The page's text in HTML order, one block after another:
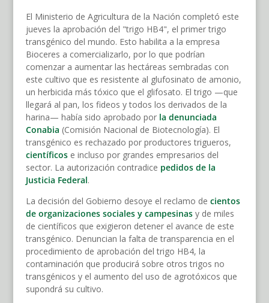
El Ministerio de Agricultura de la Nación completó este
jueves la aprobación del "trigo HB4", el primer trigo
transgénico del mundo. Esto habilita a la empresa
Bioceres a comercializarlo, por lo que podrían
comenzar a aumentar las hectáreas sembradas con
este cultivo que es resistente al glufosinato de amonio,
un herbicida más tóxico que el glifosato. El trigo —que
llegará al pan, los fideos y todos los derivados de la
harina— había sido aprobado por la denunciada
Conabia (Comisión Nacional de Biotecnología). El
transgénico es rechazado por productores trigueros,
científicose incluso por grandes empresarios del
sector. La autorización contradice pedidos de la
Justicia Federal.
La decisión del Gobierno desoye el reclamo de cientos
de organizaciones sociales y campesinasy de miles
de científicos que exigieron detener el avance de este
transgénico. Denuncian la falta de transparencia en el
procedimiento de aprobación del trigo HB4, la
contaminación que producirá sobre otros trigos no
transgénicos y el aumento del uso de agrotóxicos que
supondrá su cultivo.